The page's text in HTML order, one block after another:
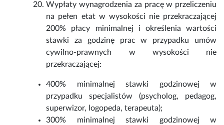
Wypłaty wynagrodzenia za pracę w przeliczeniu
na pełen etat w wysokości nie przekraczającej
200% płacy minimalnej i określenia wartości
stawki za godzinę prac w przypadku umów
cywilno-prawnych w wysokości nie
przekraczającej:
400% minimalnej stawki godzinowej w
przypadku specjalistów (psycholog, pedagog,
superwizor, logopeda, terapeuta);
300% minimalnej stawki godzinowej w